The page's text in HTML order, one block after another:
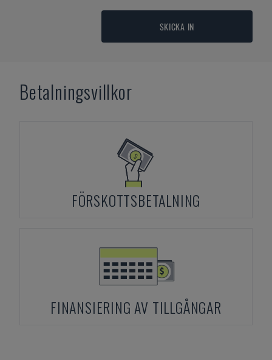
SKICKA IN
Betalningsvillkor
FÖRSKOTTSBETALNING
FINANSIERING AV TILLGÅNGAR